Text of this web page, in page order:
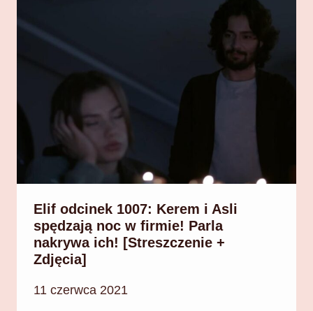
Elif odcinek 1007: Kerem i Asli
spędzają noc w firmie! Parla
nakrywa ich! [Streszczenie +
Zdjęcia]
11 czerwca 2021